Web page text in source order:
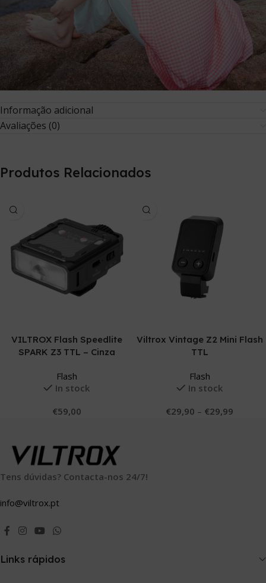
Informação adicional
Avaliações (0)
Produtos Relacionados
VILTROX Flash Speedlite
SPARK Z3 TTL – Cinza
Flash
In stock
€59,00
Viltrox Vintage Z2 Mini Flash
TTL
Flash
In stock
€29,90 – €29,99
Tens dúvidas? Contacta-nos 24/7!
info@viltrox.pt
Links rápidos